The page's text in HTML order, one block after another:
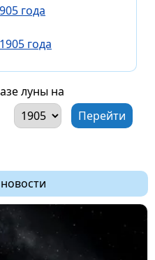
года
года
луны на